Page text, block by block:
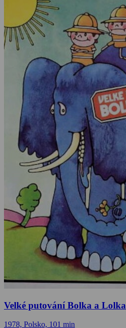
Velké putování Bolka a Lolka
1978, Polsko, 101 min